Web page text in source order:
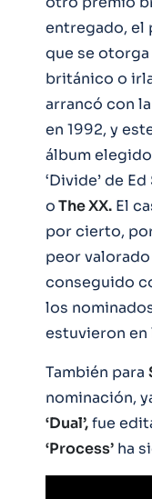
entregado, el
que se
británico o
arrancó con
en 1992, y
álbum
‘Divide’ de
oThe XX. El
por cierto,
peor
conseguido
los
estuvieron en
También para
nominación,
‘Dual’,fue
‘Process’ ha